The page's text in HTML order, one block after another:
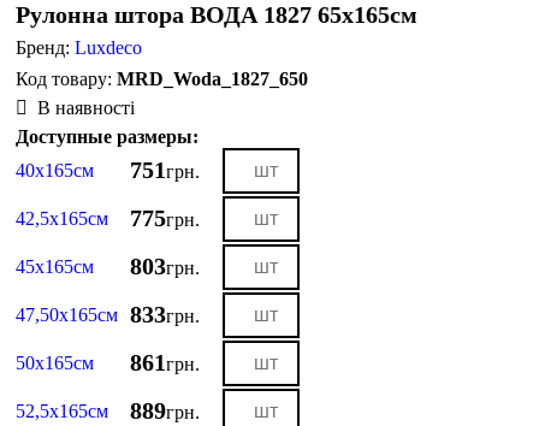
Рулонна штора ВОДА 1827 65х165см
Бренд:Luxdeco
MRD_Woda_1827_650
В наявності
Доступные размеры:
40х165см
751грн.
42,5х165см 775грн.
45х165см 803грн.
47,50х165см 833грн.
50х165см 861грн.
52,5х165см 889грн.